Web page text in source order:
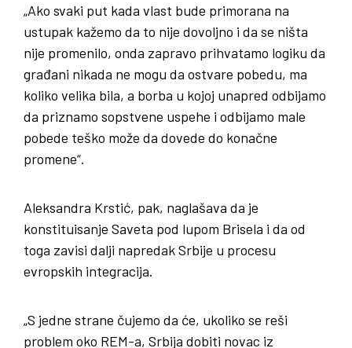
„Ako svaki put kada vlast bude primorana na
ustupak kažemo da to nije dovoljno i da se ništa
nije promenilo, onda zapravo prihvatamo logiku da
građani nikada ne mogu da ostvare pobedu, ma
koliko velika bila, a borba u kojoj unapred odbijamo
da priznamo sopstvene uspehe i odbijamo male
pobede teško može da dovede do konačne
promene“.
Aleksandra Krstić, pak, naglašava da je
konstituisanje Saveta pod lupom Brisela i da od
toga zavisi dalji napredak Srbije u procesu
evropskih integracija.
„S jedne strane čujemo da će, ukoliko se reši
problem oko REM-a, Srbija dobiti novac iz